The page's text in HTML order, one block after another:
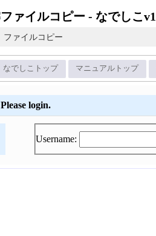
ファイルコピー
なでしこトップ マニュアルトップ
Please login.
Username: